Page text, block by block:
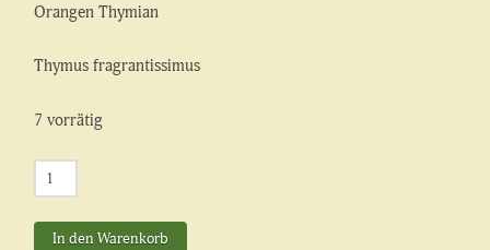
Orangen Thymian
Thymus fragrantissimus
7 vorrätig
Orangen
Menge
In den Warenkorb